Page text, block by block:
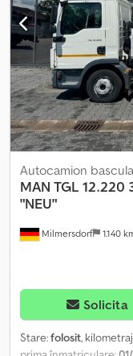
Milmersdorf 1.140
Autocamion
MAN TGL 12.220
"NEU"
Solicita
Stare:folosit,